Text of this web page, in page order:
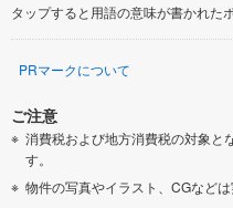
タップすると用語の意味が書かれた
PRマークについて
ご注意
消費税および地方消費税の対象と
す。
物件の写真やイラスト、CGなど